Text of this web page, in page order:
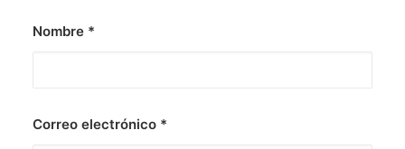
Nombre *
Correo electrónico *